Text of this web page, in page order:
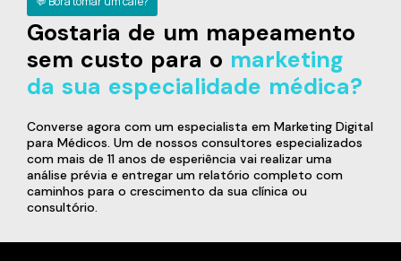
Gostaria de um mapeamento
sem custo para o marketing
da sua especialidade médica?
Converse agora com um especialista em Marketing Digital
para Médicos. Um de nossos consultores especializados
com mais de 11 anos de esperiência vai realizar uma
análise prévia e entregar um relatório completo com
caminhos para o crescimento da sua clínica ou
consultório.